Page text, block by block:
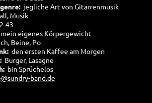
jegliche Art von Gitarrenmusik
Musik
43
eigenes Körpergewicht
Beine, Po
den ersten Kaffee am Morgen
Burger, Lasagne
bin Sprüchelos
band.de